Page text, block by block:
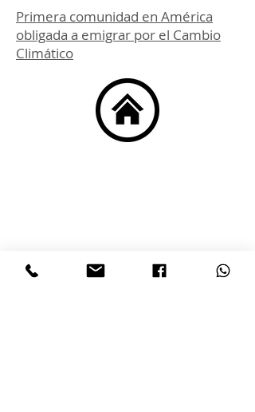
Primera comunidad en América
obligada a emigrar por el Cambio
Climático